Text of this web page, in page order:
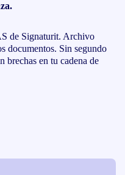
de Signaturit. Archivo
documentos. Sin segundo
brechas en tu cadena de